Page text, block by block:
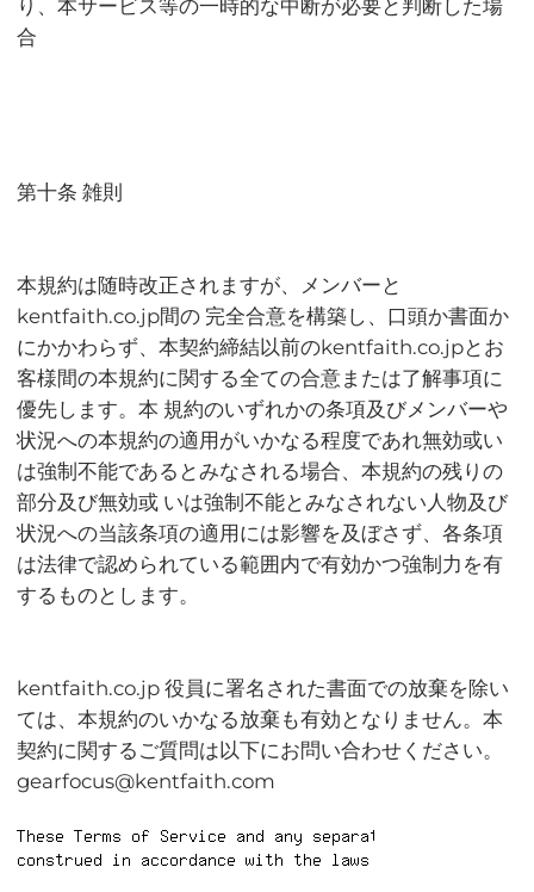
り、本サービス等の一時的な中断が必要と判断した場
合
第十条 雑則
本規約は随時改正されますが、メンバーと
kentfaith.co.jp間の 完全合意を構築し、口頭か書面か
にかかわらず、本契約締結以前のkentfaith.co.jpとお
客様間の本規約に関する全ての合意または了解事項に
優先します。本 規約のいずれかの条項及びメンバーや
状況への本規約の適用がいかなる程度であれ無効或い
は強制不能であるとみなされる場合、本規約の残りの
部分及び無効或 いは強制不能とみなされない人物及び
状況への当該条項の適用には影響を及ぼさず、各条項
は法律で認められている範囲内で有効かつ強制力を有
するものとします。
kentfaith.co.jp 役員に署名された書面での放棄を除い
ては、本規約のいかなる放棄も有効となりません。本
契約に関するご質問は以下にお問い合わせください。
gearfocus@kentfaith.com